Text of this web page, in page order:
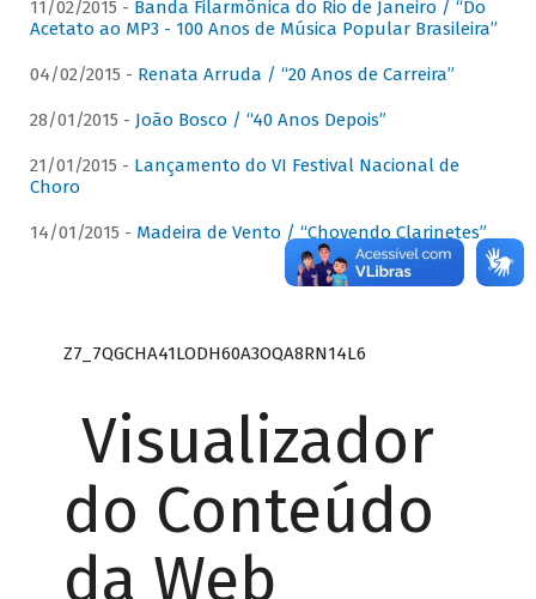
11/02/2015 - Banda Filarmônica do Rio de Janeiro / “Do
Acetato ao MP3 - 100 Anos de Música Popular Brasileira”
04/02/2015 - Renata Arruda / “20 Anos de Carreira”
28/01/2015 - João Bosco / “40 Anos Depois”
21/01/2015 - Lançamento do VI Festival Nacional de
Choro
14/01/2015 - Madeira de Vento / “Chovendo Clarinetes”
Z7_7QGCHA41LODH60A3OQA8RN14L6
Visualizador
do Conteúdo
da Web